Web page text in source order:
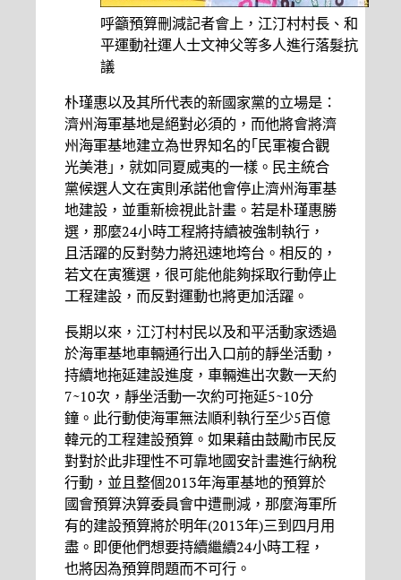
呼籲預算刪減記者會上，江汀村村長、和
平運動社運人士文神父等多人進行落髮抗
議
朴瑾惠以及其所代表的新國家黨的立場是：
濟州海軍基地是絕對必須的，而他將會將濟
州海軍基地建立為世界知名的｢民軍複合觀
光美港｣，就如同夏威夷的一樣。民主統合
黨候選人文在寅則承諾他會停止濟州海軍基
地建設，並重新檢視此計畫。若是朴瑾惠勝
選，那麼24小時工程將持續被強制執行，
且活躍的反對勢力將迅速地垮台。相反的，
若文在寅獲選，很可能他能夠採取行動停止
工程建設，而反對運動也將更加活躍。
長期以來，江汀村村民以及和平活動家透過
於海軍基地車輛通行出入口前的靜坐活動，
持續地拖延建設進度，車輛進出次數一天約
7~10次，靜坐活動一次約可拖延5~10分
鐘。此行動使海軍無法順利執行至少5百億
韓元的工程建設預算。如果藉由鼓勵市民反
對對於此非理性不可靠地國安計畫進行納稅
行動，並且整個2013年海軍基地的預算於
國會預算決算委員會中遭刪減，那麼海軍所
有的建設預算將於明年(2013年)三到四月用
盡。即便他們想要持續繼續24小時工程，
也將因為預算問題而不可行。